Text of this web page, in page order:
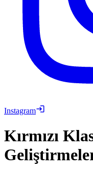
Instagram
Kırmızı